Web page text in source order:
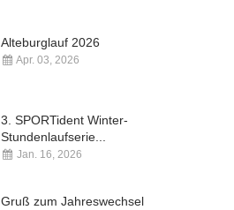
Alteburglauf 2026
Apr. 03, 2026
3. SPORTident Winter-
Stundenlaufserie...
Jan. 16, 2026
Gruß zum Jahreswechsel